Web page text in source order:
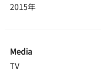
2015年
Media
TV